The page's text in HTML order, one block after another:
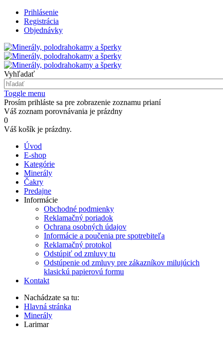
Prihlásenie
Registrácia
Objednávky
Vyhľadať
Toggle menu
Prosím prihláste sa pre zobrazenie zoznamu prianí
Váš zoznam porovnávania je prázdny
0
Váš košík je prázdny.
Úvod
E-shop
Kategórie
Minerály
Čakry
Predajne
Informácie
Obchodné podmienky
Reklamačný poriadok
Ochrana osobných údajov
Informácie a poučenia pre spotrebiteľa
Reklamačný protokol
Odstúpiť od zmluvy tu
Odstúpenie od zmluvy pre zákazníkov milujúcich
klasickú papierovú formu
Kontakt
Nachádzate sa tu:
Hlavná stránka
Minerály
Larimar